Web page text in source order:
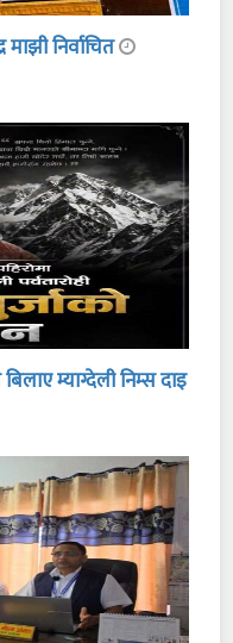
निर्वाचित
म्याग्देली निम्स दाइ